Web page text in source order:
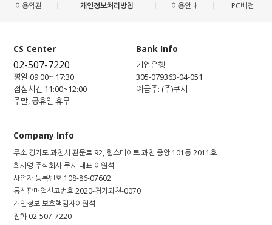
이용약관 개인정보처리방침 이용안내 PC버전
CS Center
02-507-7220
평일 09:00~ 17:30
점심시간 11:00~12:00
주말, 공휴일 휴무
Bank Info
기업은행
305-079363-04-051
예금주: (주)쿠시
Company Info
주소 경기도 과천시 관문로 92, 힐스테이트 과천 중앙 101동 2011호
회사명 주식회사 쿠시 대표 이원석
사업자 등록번호 108-86-07602
통신판매업신고번호2020-경기과천-0070
개인정보 보호책임자이원석
전화 02-507-7220